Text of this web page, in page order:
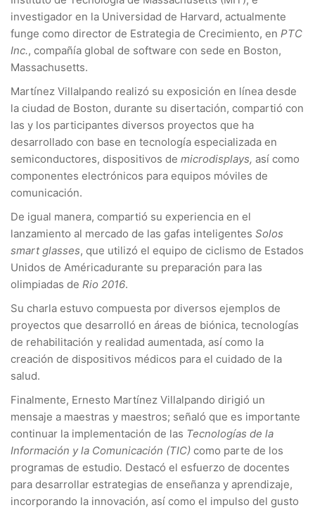
investigador en la Universidad de Harvard, actualmente
funge como director de Estrategia de Crecimiento, en PTC
Inc., compañía global de software con sede en Boston,
Massachusetts.
Martínez Villalpando realizó su exposición en línea desde
la ciudad de Boston, durante su disertación, compartió con
las y los participantes diversos proyectos que ha
desarrollado con base en tecnología especializada en
semiconductores, dispositivos de microdisplays, así como
componentes electrónicos para equipos móviles de
comunicación.
De igual manera, compartió su experiencia en el
lanzamiento al mercado de las gafas inteligentes Solos
smart glasses, que utilizó el equipo de ciclismo de Estados
Unidos de Américadurante su preparación para las
olimpiadas de Rio 2016.
Su charla estuvo compuesta por diversos ejemplos de
proyectos que desarrolló en áreas de biónica, tecnologías
de rehabilitación y realidad aumentada, así como la
creación de dispositivos médicos para el cuidado de la
salud.
Finalmente, Ernesto Martínez Villalpando dirigió un
mensaje a maestras y maestros; señaló que es importante
continuar la implementación de las Tecnologías de la
Información y la Comunicación (TIC) como parte de los
programas de estudio. Destacó el esfuerzo de docentes
para desarrollar estrategias de enseñanza y aprendizaje,
incorporando la innovación, así como el impulso del gusto